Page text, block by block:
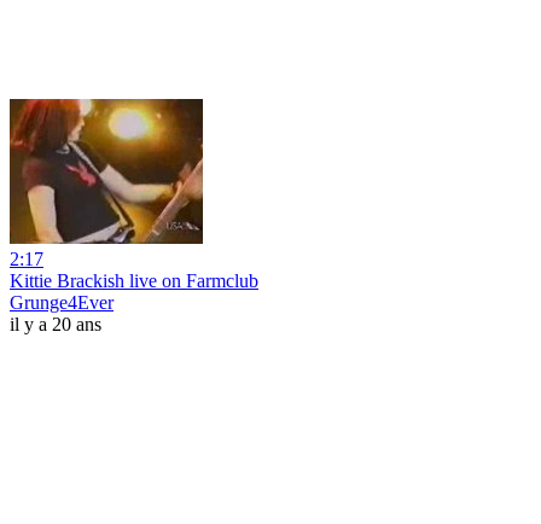
2:17
Kittie Brackish live on Farmclub
Grunge4Ever
il y a 20 ans